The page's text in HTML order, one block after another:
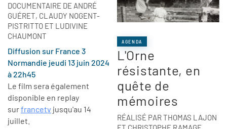
DOCUMENTAIRE DE ANDRÉ
GUÉRET, CLAUDY NOGENT-
PISTRITTO ET LUDIVINE
CHAUMONT
Diffusion sur France 3
Normandie jeudi 13 juin 2024
à 22h45
Le film sera également
disponible en replay
surfrancetv jusqu'au 14
juillet.
AGENDA
L'Orne
résistante, en
quête de
mémoires
RÉALISÉ PAR THOMAS LAJON